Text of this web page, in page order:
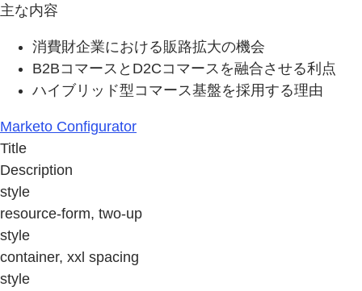
主な内容
消費財企業における販路拡大の機会
B2BコマースとD2Cコマースを融合させる利点
ハイブリッド型コマース基盤を採用する理由
Marketo Configurator
Title
Description
style
resource-form, two-up
style
container, xxl spacing
style